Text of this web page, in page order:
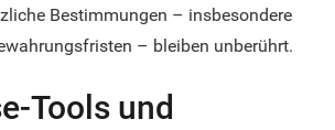
Bestimmungen – insbesondere
– bleiben unberührt.
Tools und